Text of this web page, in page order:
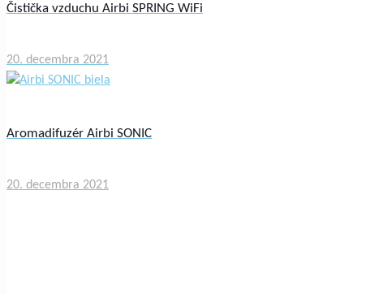
Čistička vzduchu Airbi SPRING WiFi
20. decembra 2021
Aromadifuzér Airbi SONIC
20. decembra 2021